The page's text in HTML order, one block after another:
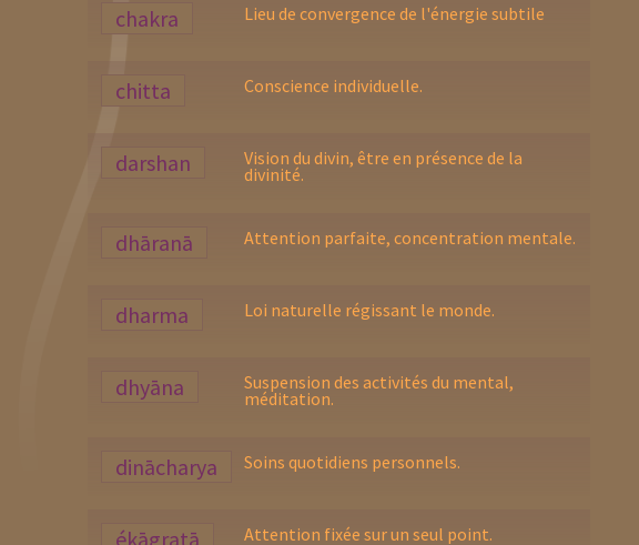
chakra Lieu de convergence de l'énergie subtile
chitta Conscience individuelle.
darshan Vision du divin, être en présence de la
divinité.
dhāranā Attention parfaite, concentration mentale.
dharma Loi naturelle régissant le monde.
dhyāna Suspension des activités du mental,
méditation.
dinācharya Soins quotidiens personnels.
ékāgratā Attention fixée sur un seul point.